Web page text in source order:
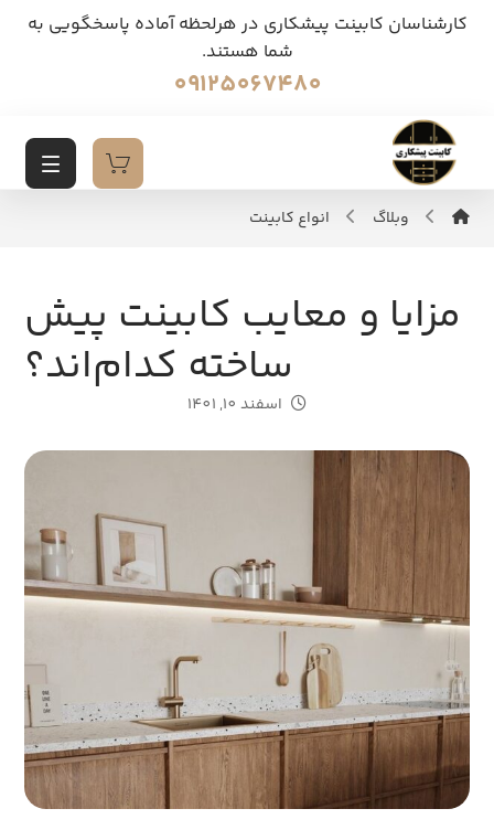
کارشناسان کابینت پیشکاری در هرلحظه آماده پاسخگویی به
شما هستند.
09125067480
وبلاگ انواع کابینت
مزایا و معایب کابینت پیش
ساخته کدام‌اند؟
اسفند 10, 1401